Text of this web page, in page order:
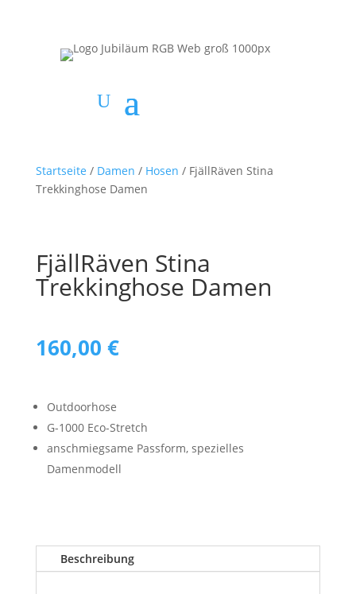
Startseite / Damen / Hosen / FjällRäven Stina
Trekkinghose Damen
FjällRäven Stina
Trekkinghose Damen
160,00 €
Outdoorhose
G-1000 Eco-Stretch
anschmiegsame Passform, spezielles
Damenmodell
Beschreibung